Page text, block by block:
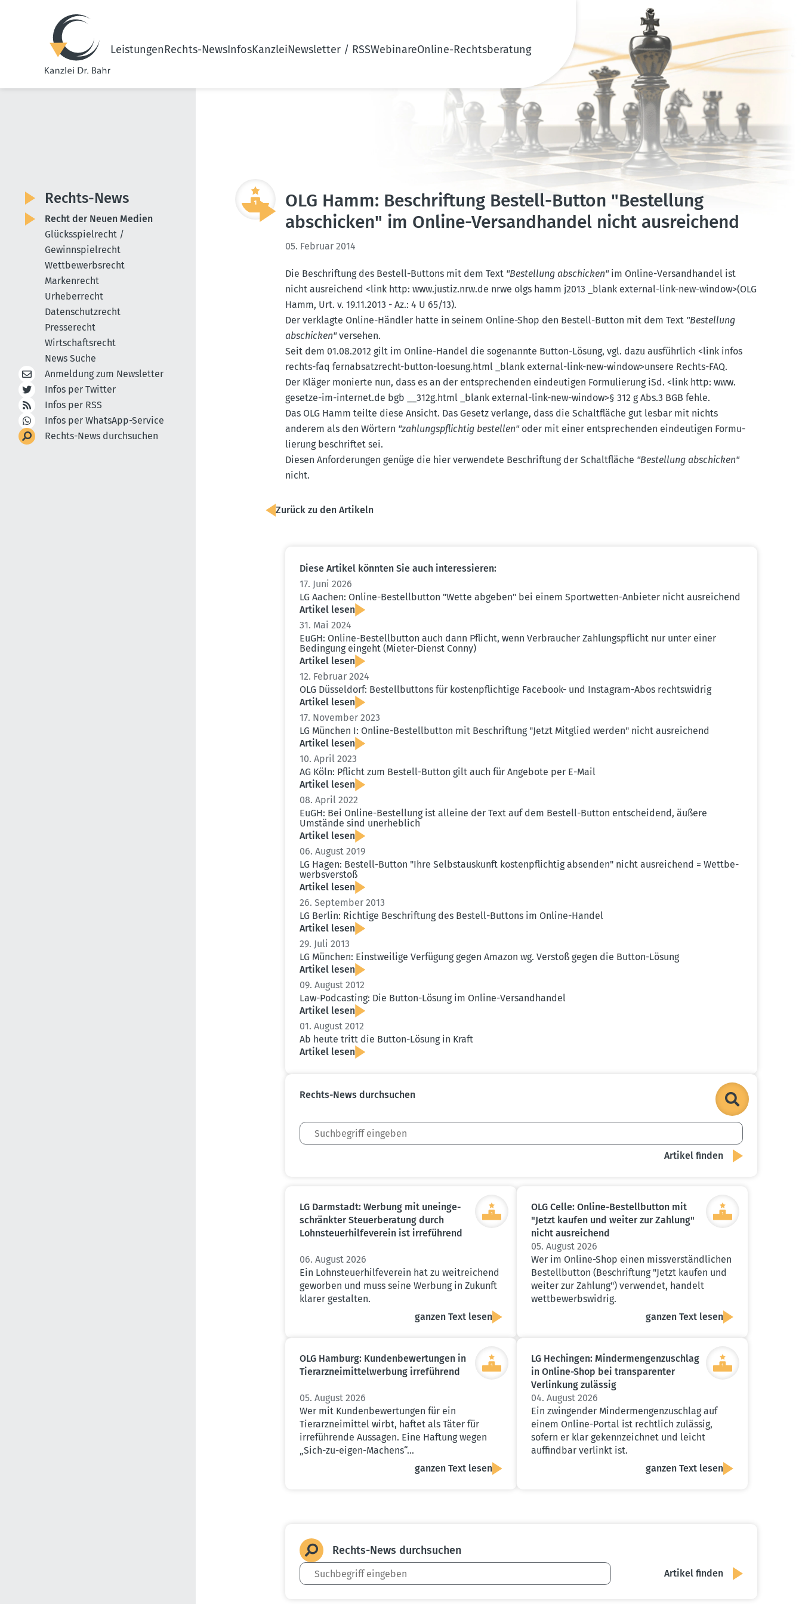
LeistungenRechts-NewsInfosKanzleiNewsletter / RSSWebinareOnline-Rechtsberatung
OLG Hamm: Beschriftung Bestell-Button "Bestellung
abschicken" im Online-Versand­handel nicht ausrei­chend
05. Februar 2014
Die Beschriftung des Bestell-Buttons mit dem Text "Bestellung abschicken"im Online-Versand­handel ist
nicht ausrei­chend <link http: www.​justiz.​nrw.​de nrwe olgs hamm j2013 _blank external-link-new-window>(OLG
Hamm, Urt. v. 19.11.2013 - Az.: 4 U 65/13).
Der verklagte Online-Händler hatte in seinem Online-Shop den Bestell-Button mit dem Text "Bestellung
abschicken"versehen.
Seit dem 01.08.2012 gilt im Online-Handel die sogenannte Button-Lösung, vgl. dazu ausführlich <link infos
rechts-faq fernab­satz­recht-button-loesung.html _blank external-link-new-window>unsere Rechts-FAQ.
Der Kläger monierte nun, dass es an der entspre­chenden eindeu­tigen Formu­lierung iSd. <link http: www.​
gesetze-​im-​internet.​de bgb __312g.​html _blank external-link-new-window>§ 312 g Abs.3 BGB fehle.
Das OLG Hamm teilte diese Ansicht. Das Gesetz verlange, dass die Schalt­fläche gut lesbar mit nichts
anderem als den Wörtern "zahlungs­pflichtig bestellen"oder mit einer entspre­chenden eindeu­tigen Formu­
lierung beschriftet sei.
Diesen Anfor­de­rungen genüge die hier verwendete Beschriftung der Schalt­fläche "Bestellung abschicken"
nicht.
Zurück zu den Artikeln
Diese Artikel könnten Sie auch inter­es­sieren:
17. Juni 2026
LG Aachen: Online-Bestell­button "Wette abgeben" bei einem Sport­wetten-Anbieter nicht ausrei­chend
Artikel lesen
31. Mai 2024
EuGH: Online-Bestell­button auch dann Pflicht, wenn Verbraucher Zahlungs­pflicht nur unter einer
Bedingung eingeht (Mieter-Dienst Conny)
Artikel lesen
12. Februar 2024
OLG Düsseldorf: Bestell­buttons für kosten­pflichtige Facebook- und Instagram-Abos rechts­widrig
Artikel lesen
17. November 2023
LG München I: Online-Bestell­button mit Beschriftung "Jetzt Mitglied werden" nicht ausrei­chend
Artikel lesen
10. April 2023
AG Köln: Pflicht zum Bestell-Button gilt auch für Angebote per E-Mail
Artikel lesen
08. April 2022
EuGH: Bei Online-Bestellung ist alleine der Text auf dem Bestell-Button entscheidend, äußere
Umstände sind unerheblich
Artikel lesen
06. August 2019
LG Hagen: Bestell-Button "Ihre Selbst­aus­kunft kosten­pflichtig absenden" nicht ausrei­chend = Wettbe­
werbs­verstoß
Artikel lesen
26. September 2013
LG Berlin: Richtige Beschriftung des Bestell-Buttons im Online-Handel
Artikel lesen
29. Juli 2013
LG München: Einst­weilige Verfügung gegen Amazon wg. Verstoß gegen die Button-Lösung
Artikel lesen
09. August 2012
Law-Podcasting: Die Button-Lösung im Online-Versand­handel
Artikel lesen
01. August 2012
Ab heute tritt die Button-Lösung in Kraft
Artikel lesen
Rechts-News durch­suchen
LG Darmstadt: Werbung mit unein­ge­
schränkter Steuer­be­ratung durch
Lohnsteu­er­hil­fe­verein ist irreführend
06. August 2026
Ein Lohnsteuerhilfeverein hat zu weitreichend
geworben und muss seine Werbung in Zukunft
klarer gestalten.
ganzen Text lesen
OLG Celle: Online-Bestell­button mit
"Jetzt kaufen und weiter zur Zahlung"
nicht ausrei­chend
05. August 2026
Wer im Online-Shop einen missverständlichen
Bestellbutton (Beschriftung "Jetzt kaufen und
weiter zur Zahlung") verwendet, handelt
wettbewerbswidrig.
ganzen Text lesen
OLG Hamburg: Kunden­be­wer­tungen in
Tierarz­nei­mit­tel­werbung irreführend
05. August 2026
Wer mit Kundenbewertungen für ein
Tierarzneimittel wirbt, haftet als Täter für
irreführende Aussagen. Eine Haftung wegen
„Sich-zu-eigen-Machens“…
ganzen Text lesen
LG Hechingen: Minder­men­gen­zu­schlag
in Online-Shop bei trans­pa­renter
Verlinkung zulässig
04. August 2026
Ein zwingender Mindermengenzuschlag auf
einem Online-Portal ist rechtlich zulässig,
sofern er klar gekennzeichnet und leicht
auffindbar verlinkt ist.
ganzen Text lesen
Rechts-News durch­suchen
Rechts-News
Recht der Neuen Medien
Glücksspielrecht /
Gewinnspielrecht
Wettbewerbsrecht
Markenrecht
Urheberrecht
Datenschutzrecht
Presserecht
Wirtschaftsrecht
News Suche
Anmeldung zum Newsletter
Infos per Twitter
Infos per RSS
Infos per WhatsApp-Service
Rechts-News durchsuchen